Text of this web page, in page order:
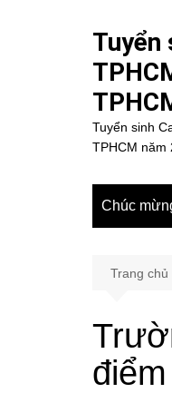
Tuyển
Tuyển sinh
TPHCM năm
Chúc
Trang chủ